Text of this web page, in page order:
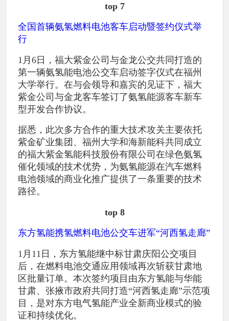
top 7
全国首辆氨氢燃料电池客车启动暨签约仪式举
行
1月6日，福大紫金公司与金龙公交共同打造的
第一辆氨氢能电池公交车启动签字仪式在福州
大学举行。在与会领导和嘉宾的见证下，福大
紫金公司与金龙客车签订了氨氢能源客车新车
型开发合作协议。
据悉，此次多方合作的重大技术攻关主要依托
紫金矿业集团、福州大学和海新能科共同成立
的福大紫金氢能科技股份有限公司在绿色氨氢
催化领域的技术优势，为氨氢能源在汽车燃料
电池领域的商业化推广提供了一条重要的技术
路径。
top 8
东方氢能携氢燃料电池公交车进军“河西氢走廊”
1月11日，东方氢能继中标甘肃庆阳公交项目
后，在燃料电池交通应用领域再次斩获甘肃地
区批量订单。本次签约项目由东方氢能与华能
甘肃、张掖市政府共同打造“河西氢走廊”示范项
目，是对东方电气氢能产业全新商业模式的验
证和持续优化。